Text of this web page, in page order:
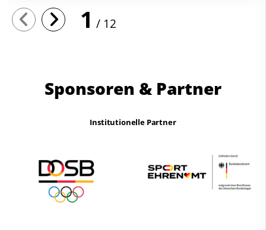
1 12
Sponsoren & Partner
Institutionelle Partner